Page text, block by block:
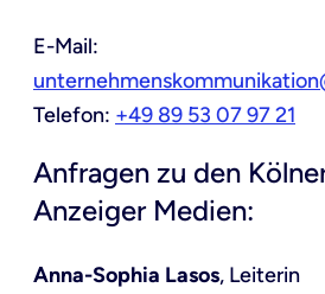
E-Mail:
Telefon: +49 89 53 07 97 21
Anfragen zu den
Anzeiger Medien:
Anna-Sophia Lasos, Leiterin